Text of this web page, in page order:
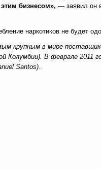
этим бизнесом», — заявил он
наркотиков не будет
крупным в мире
Колумбии). В феврале 2011
Santos).